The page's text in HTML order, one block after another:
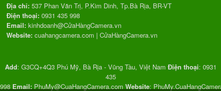
Địa chỉ: 537 Phan Văn Trị, P.Kim Dinh, Tp.Bà Rịa, BR-VT
Điện thoại: 0931 435 998
Email: kinhdoanh@CửaHàngCamera.vn
Website: cuahangcamera.com | CửaHàngCamera.vn
Add: G3CQ+4Q3 Phú Mỹ, Bà Rịa - Vũng Tàu, Việt Nam Điện thoại: 0931
435
998 Email: PhuMy@CuaHangCamera.com Website: